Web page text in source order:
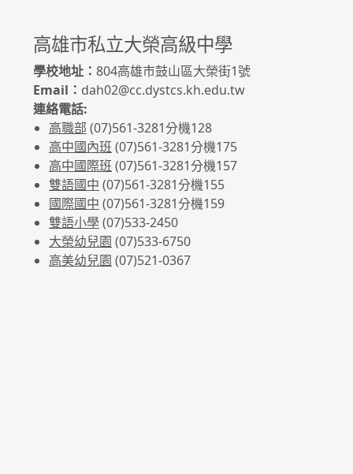
高雄市私立大榮高級中學
學校地址： 804高雄市鼓山區大榮街1號
Email： dah02@cc.dystcs.kh.edu.tw
連絡電話:
高職部 (07)561-3281分機128
高中國內班 (07)561-3281分機175
高中國際班 (07)561-3281分機157
雙語國中 (07)561-3281分機155
國際國中 (07)561-3281分機159
雙語小學(07)533-2450
大榮幼兒園 (07)533-6750
高美幼兒園 (07)521-0367